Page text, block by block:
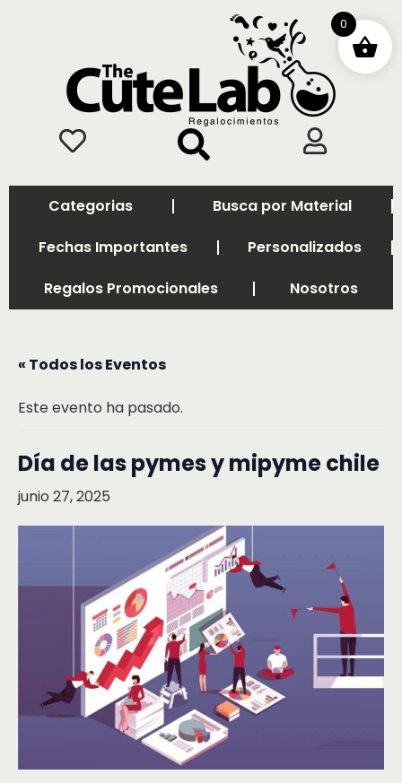
Categorias
Busca por Material
Fechas Importantes
Personalizados
Regalos Promocionales
Nosotros
« Todos los Eventos
Este evento ha pasado.
Día de las pymes y mipyme chile
junio 27, 2025
0